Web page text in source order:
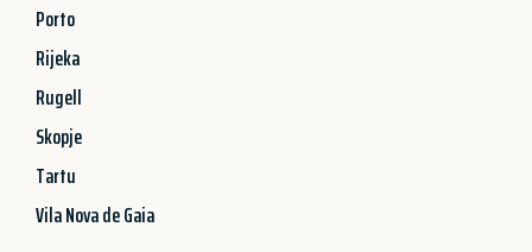
Porto
Rijeka
Rugell
Skopje
Tartu
Vila Nova de Gaia